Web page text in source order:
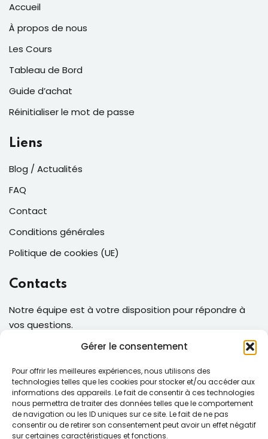
Gérer le consentement
Pour offrir les meilleures expériences, nous utilisons des
technologies telles que les cookies pour stocker et/ou accéder aux
informations des appareils. Le fait de consentir à ces technologies
nous permettra de traiter des données telles que le comportement
de navigation ou les ID uniques sur ce site. Le fait de ne pas
consentir ou de retirer son consentement peut avoir un effet négatif
sur certaines caractéristiques et fonctions.
Accueil
À propos de nous
Les Cours
Tableau de Bord
Guide d’achat
Réinitialiser le mot de passe
Liens
Blog / Actualités
FAQ
Contact
Conditions générales
Politique de cookies (UE)
Contacts
Notre équipe est à votre disposition pour répondre à
vos questions.
189 Rue Henri Martin,
51160 Hautvillers, France
Tél:
+33 6 14 90 63 89
+33 7 51 46 34 54